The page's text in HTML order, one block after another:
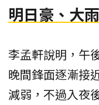
明日豪、大
李孟軒說明，午
晚間鋒面逐漸接
減弱，不過入夜